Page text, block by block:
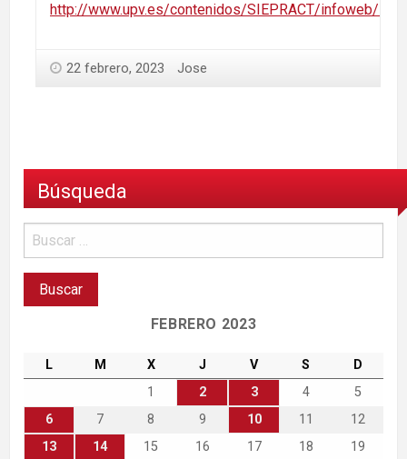
http://www.upv.es/contenidos/SIEPRACT/infoweb/
22 febrero, 2023 Jose
Búsqueda
FEBRERO 2023
L M X J V S
D
1
2 3 4
5
6
7 8 9 10 11
12
13
14 15 16 17 18
19